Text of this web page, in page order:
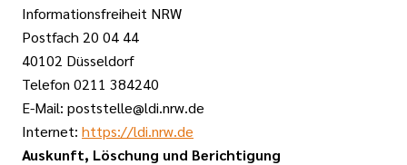
Informationsfreiheit NRW
Postfach 20 04 44
40102 Düsseldorf
Telefon 0211 384240
E-Mail: poststelle@ldi.nrw.de
Internet: https://ldi.nrw.de
Auskunft, Löschung und Berichtigung